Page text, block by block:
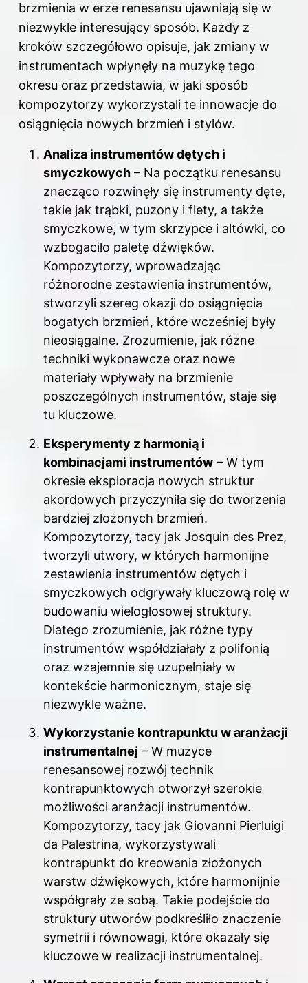
brzmienia w erze renesansu ujawniają się w
niezwykle interesujący sposób. Każdy z
kroków szczegółowo opisuje, jak zmiany w
instrumentach wpłynęły na muzykę tego
okresu oraz przedstawia, w jaki sposób
kompozytorzy wykorzystali te innowacje do
osiągnięcia nowych brzmień i stylów.
Analiza instrumentów dętych i
smyczkowych – Na początku renesansu
znacząco rozwinęły się instrumenty dęte,
takie jak trąbki, puzony i flety, a także
smyczkowe, w tym skrzypce i altówki, co
wzbogaciło paletę dźwięków.
Kompozytorzy, wprowadzając
różnorodne zestawienia instrumentów,
stworzyli szereg okazji do osiągnięcia
bogatych brzmień, które wcześniej były
nieosiągalne. Zrozumienie, jak różne
techniki wykonawcze oraz nowe
materiały wpływały na brzmienie
poszczególnych instrumentów, staje się
tu kluczowe.
Eksperymenty z harmonią i
kombinacjami instrumentów – W tym
okresie eksploracja nowych struktur
akordowych przyczyniła się do tworzenia
bardziej złożonych brzmień.
Kompozytorzy, tacy jak Josquin des Prez,
tworzyli utwory, w których harmonijne
zestawienia instrumentów dętych i
smyczkowych odgrywały kluczową rolę w
budowaniu wielogłosowej struktury.
Dlatego zrozumienie, jak różne typy
instrumentów współdziałały z polifonią
oraz wzajemnie się uzupełniały w
kontekście harmonicznym, staje się
niezwykle ważne.
Wykorzystanie kontrapunktu w aranżacji
instrumentalnej – W muzyce
renesansowej rozwój technik
kontrapunktowych otworzył szerokie
możliwości aranżacji instrumentów.
Kompozytorzy, tacy jak Giovanni Pierluigi
da Palestrina, wykorzystywali
kontrapunkt do kreowania złożonych
warstw dźwiękowych, które harmonijnie
współgrały ze sobą. Takie podejście do
struktury utworów podkreśliło znaczenie
symetrii i równowagi, które okazały się
kluczowe w realizacji instrumentalnej.